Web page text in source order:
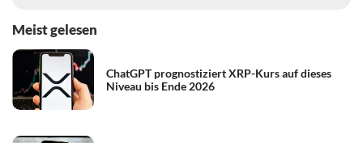
Meist gelesen
ChatGPT prognostiziert XRP-Kurs auf dieses
Niveau bis Ende 2026